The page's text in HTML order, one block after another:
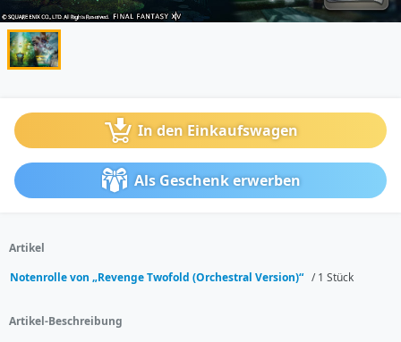
In den Einkaufswagen
Als Geschenk erwerben
Artikel
Notenrolle von „Revenge Twofold (Orchestral Version)“ / 1 Stück
Artikel-Beschreibung